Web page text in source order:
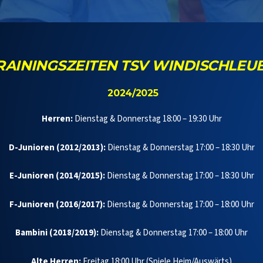
TSV
2024/2025
Herren:Dienstag & Donnerstag 18:00 – 19:30 Uhr
D-Junioren (2012/2013):Dienstag & Donnerstag 17:00 – 18:30 Uhr
E-Junioren (2014/2015):Dienstag & Donnerstag 17:00 – 18:30 Uhr
F-Junioren (2016/2017):Dienstag & Donnerstag 17:00 – 18:00 Uhr
Bambini (2018/2019):Dienstag & Donnerstag 17:00 – 18:00 Uhr